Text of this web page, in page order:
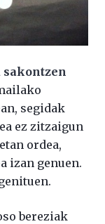
segidak
ez zitzaigun
ordea,
izan genuen.
bereziak